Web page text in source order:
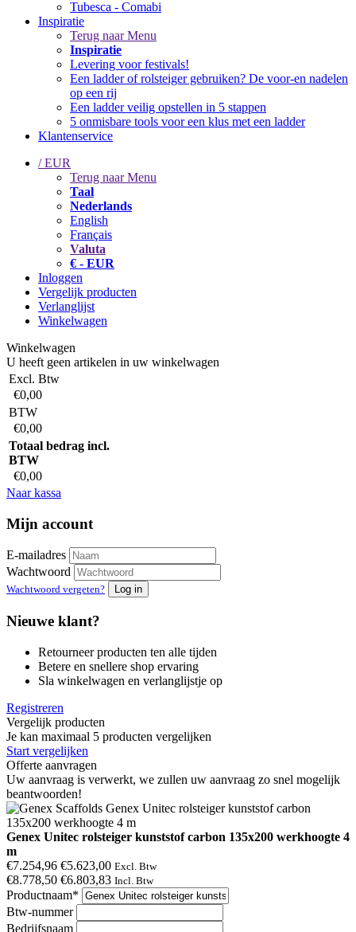
Tubesca - Comabi
Inspiratie
Terug naar Menu
Inspiratie
Levering voor festivals!
Een ladder of rolsteiger gebruiken? De voor-en nadelen
op een rij
Een ladder veilig opstellen in 5 stappen
5 onmisbare tools voor een klus met een ladder
Klantenservice
/ EUR
Terug naar Menu
Taal
Nederlands
English
Français
Valuta
€ - EUR
Inloggen
Vergelijk producten
Verlanglijst
Winkelwagen
Winkelwagen
U heeft geen artikelen in uw winkelwagen
Excl. Btw
€0,00
BTW
€0,00
Totaal bedrag incl.
BTW
€0,00
Naar kassa
Mijn account
E-mailadres
Wachtwoord
Wachtwoord vergeten? Log in
Nieuwe klant?
Retourneer producten ten alle tijden
Betere en snellere shop ervaring
Sla winkelwagen en verlanglijstje op
Registreren
Vergelijk producten
Je kan maximaal 5 producten vergelijken
Start vergelijken
Offerte aanvragen
Uw aanvraag is verwerkt, we zullen uw aanvraag zo snel mogelijk
beantwoorden!
Genex Unitec rolsteiger kunststof carbon 135x200 werkhoogte 4
m
€7.254,96 €5.623,00 Excl. Btw
€8.778,50 €6.803,83 Incl. Btw
Productnaam*
Btw-nummer
Bedrijfsnaam